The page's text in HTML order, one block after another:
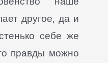
другое, да и
себе же
правды можно